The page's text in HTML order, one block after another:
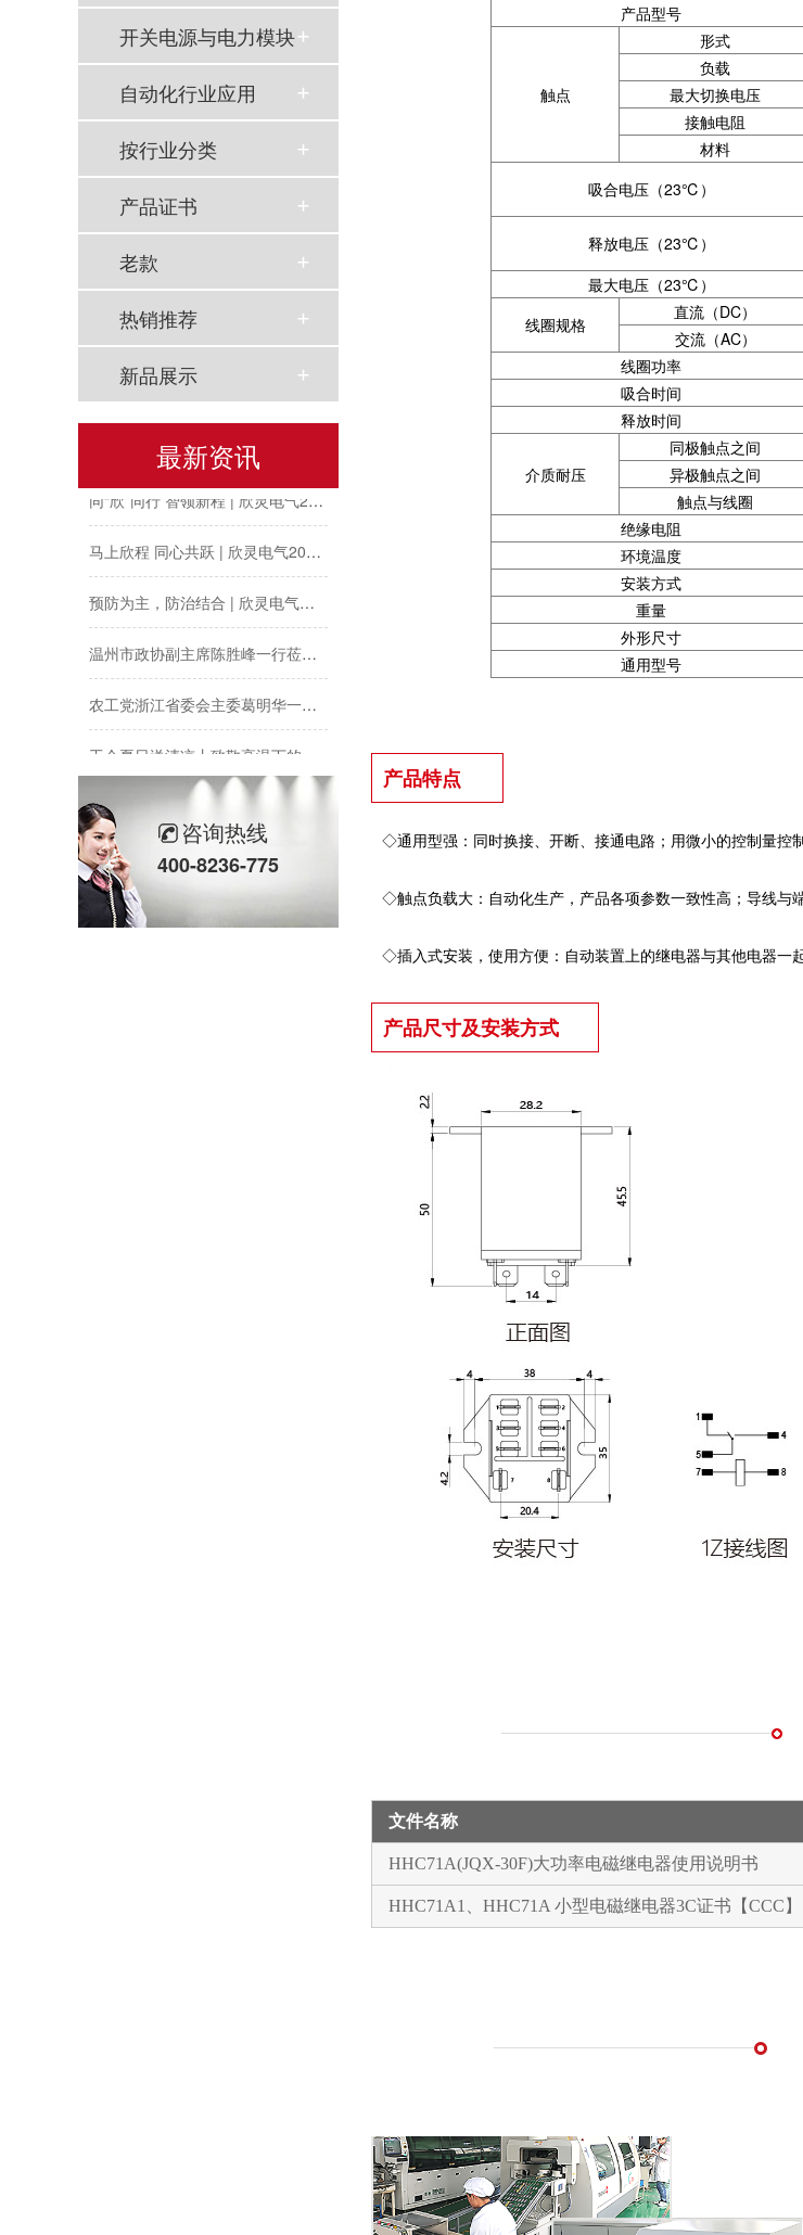
产品型号
触点
形式
负载
最大切换电压
接触电阻
材料
吸合电压（23℃）
释放电压（23℃）
最大电压（23℃）
线圈规格
直流（DC）
交流（AC）
线圈功率
吸合时间
释放时间
介质耐压
同极触点之间
异极触点之间
触点与线圈
绝缘电阻
环境温度
安装方式
重量
外形尺寸
通用型号
产品特点
◇通用型强：同时换接、开断、接通电路；用微小的控制量控
◇触点负载大：自动化生产，产品各项参数一致性高；导线与
◇插入式安装，使用方便 ：自动装置上的继电器与其他电器一
产品尺寸及安装方式
文件名称
HHC71A(JQX-30F)大功率电磁继电器使用说明书
HHC71A1、HHC71A 小型电磁继电器3C证书【CCC】
开关电源与电力模块
自动化行业应用
按行业分类
产品证书
老款
热销推荐
新品展示
最新资讯
同“欣”同行 智领新程 | 欣灵电气2025年度表彰总结大会暨新年酒会成功举办！
欣灵党建之行 寻访红色“旗”迹
欣灵“粽”头戏丨乐享『端午游园会』
咨询热线
400-8236-775